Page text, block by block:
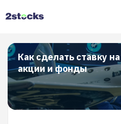
Как сделать ставку
акции и фонды